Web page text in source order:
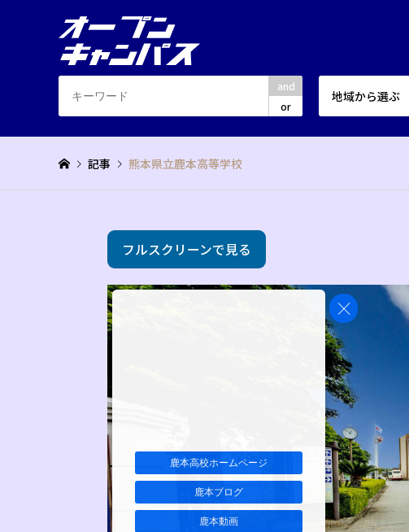
and
or
地域から選ぶ
記事 熊本県立鹿本高等学校
フルスクリーンで見る